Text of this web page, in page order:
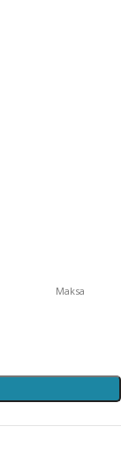
Maksa